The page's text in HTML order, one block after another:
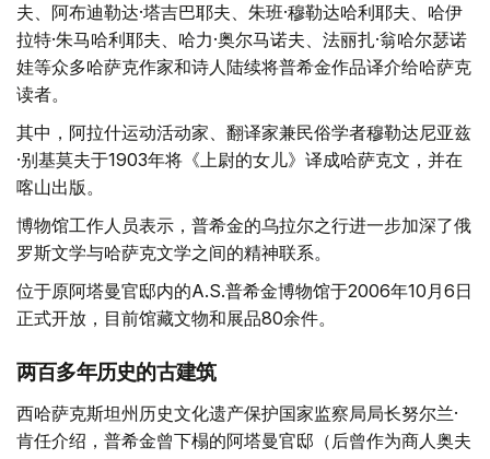
夫、阿布迪勒达·塔吉巴耶夫、朱班·穆勒达哈利耶夫、哈伊
拉特·朱马哈利耶夫、哈力·奥尔马诺夫、法丽扎·翁哈尔瑟诺
娃等众多哈萨克作家和诗人陆续将普希金作品译介给哈萨克
读者。
其中，阿拉什运动活动家、翻译家兼民俗学者穆勒达尼亚兹
·别基莫夫于1903年将《上尉的女儿》译成哈萨克文，并在
喀山出版。
博物馆工作人员表示，普希金的乌拉尔之行进一步加深了俄
罗斯文学与哈萨克文学之间的精神联系。
位于原阿塔曼官邸内的A.S.普希金博物馆于2006年10月6日
正式开放，目前馆藏文物和展品80余件。
两百多年历史的古建筑
西哈萨克斯坦州历史文化遗产保护国家监察局局长努尔兰·
肯任介绍，普希金曾下榻的阿塔曼官邸（后曾作为商人奥夫